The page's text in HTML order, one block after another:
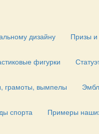
дизайну Призы и
фигурки
грамоты, вымпелы
спорта Примеры